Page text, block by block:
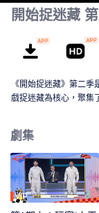
開始捉迷藏
《開始捉迷藏》第二
戲捉迷藏為核心，聚集
劇集
VIP